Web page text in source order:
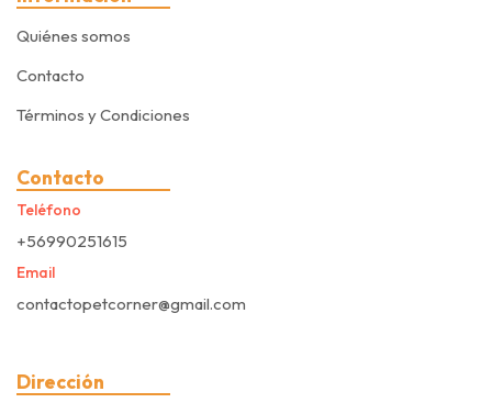
Quiénes somos
Contacto
Términos y Condiciones
Contacto
Teléfono
+56990251615
Email
contactopetcorner@gmail.com
Dirección